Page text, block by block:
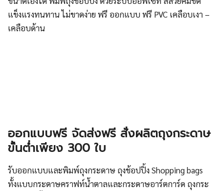
แข็งแรงทนทาน ไม่ขาดง่าย ฟรี ออกแบบ ฟรี PVC เคลือบเงา –
เคลือบด้าน
ออกแบบฟรี จัดส่งฟรี สั่งผลิตถุงกระดาษ
ขั้นต่ำเพียง 300 ใบ
รับออกแบบและพิมพ์ถุงกระดาษ ถุงช้อปปิ้ง Shopping bags
ทั้งแบบกระดาษคราฟท์น้ำตาลและกระดาษอาร์ตการ์ด ถุงกระ